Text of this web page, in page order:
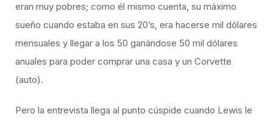
eran muy pobres; como él mismo cuenta, su máximo
sueño cuando estaba en sus 20’s, era hacerse mil dólares
mensuales y llegar a los 50 ganándose 50 mil dólares
anuales para poder comprar una casa y un Corvette
(auto).
Pero la entrevista llega al punto cúspide cuando Lewis le